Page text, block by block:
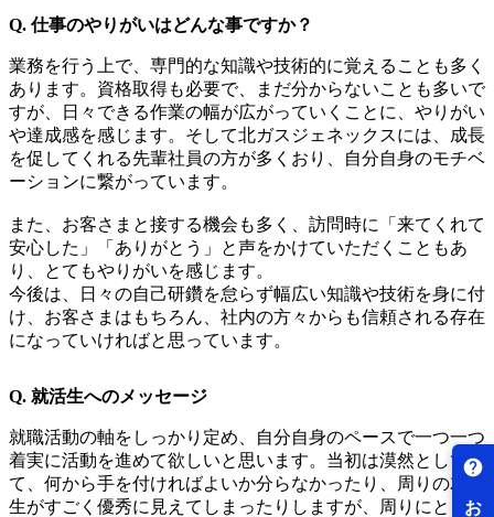
Q. 仕事のやりがいはどんな事ですか？
業務を行う上で、専門的な知識や技術的に覚えることも多く
あります。資格取得も必要で、まだ分からないことも多いで
すが、日々できる作業の幅が広がっていくことに、やりがい
や達成感を感じます。そして北ガスジェネックスには、成長
を促してくれる先輩社員の方が多くおり、自分自身のモチベ
ーションに繋がっています。
また、お客さまと接する機会も多く、訪問時に「来てくれて
安心した」「ありがとう」と声をかけていただくこともあ
り、とてもやりがいを感じます。
今後は、日々の自己研鑽を怠らず幅広い知識や技術を身に付
け、お客さまはもちろん、社内の方々からも信頼される存在
になっていければと思っています。
Q. 就活生へのメッセージ
就職活動の軸をしっかり定め、自分自身のペースで一つ一つ
着実に活動を進めて欲しいと思います。当初は漠然としてい
て、何から手を付ければよいか分らなかったり、周りの就活
生がすごく優秀に見えてしまったりしますが、周りにとらわ